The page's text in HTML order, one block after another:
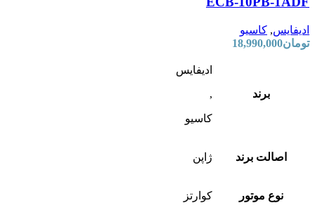
ادیفایس, کاسیو
تومان18,990,000
برند
ادیفایس
,
کاسیو
اصالت برند ژاپن
نوع موتور کوارتز